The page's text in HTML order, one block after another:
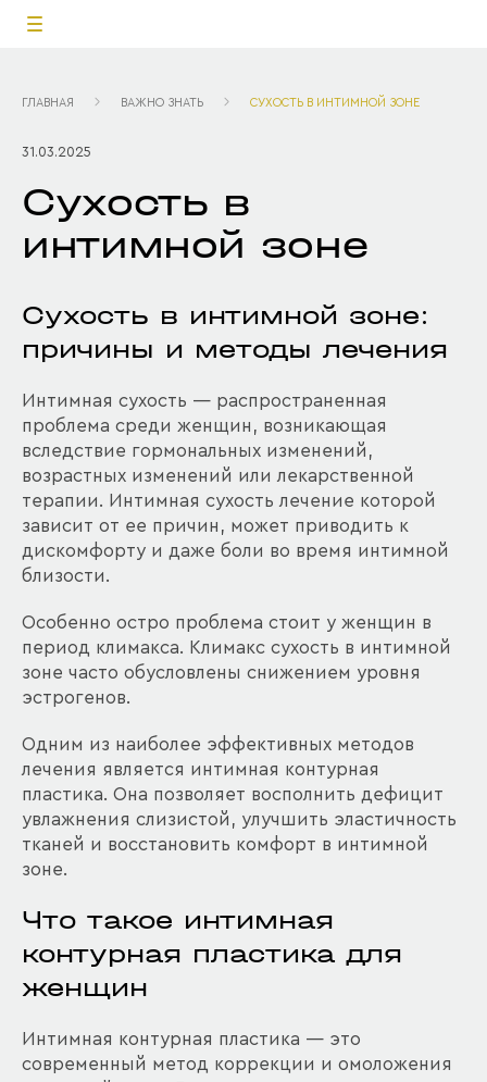
ГЛАВНАЯ ВАЖНО ЗНАТЬ СУХОСТЬ В ИНТИМНОЙ ЗОНЕ
31.03.2025
Сухость в
интимной зоне
Сухость в интимной зоне:
причины и методы лечения
Интимная сухость — распространенная
проблема среди женщин, возникающая
вследствие гормональных изменений,
возрастных изменений или лекарственной
терапии. Интимная сухость лечение которой
зависит от ее причин, может приводить к
дискомфорту и даже боли во время интимной
близости.
Особенно остро проблема стоит у женщин в
период климакса. Климакс сухость в интимной
зоне часто обусловлены снижением уровня
эстрогенов.
Одним из наиболее эффективных методов
лечения является интимная контурная
пластика. Она позволяет восполнить дефицит
увлажнения слизистой, улучшить эластичность
тканей и восстановить комфорт в интимной
зоне.
Что такое интимная
контурная пластика для
женщин
Интимная контурная пластика — это
современный метод коррекции и омоложения